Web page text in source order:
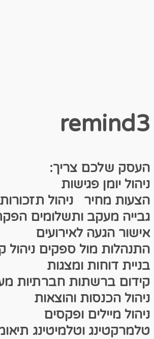
remind3
העסק שלכם צריך:
ניהול יומן פגישות
הצעות מחיר ניהול
גבייה מעקב ותשלומים
אישור הגעה לאירועים
התנהלות מול ספקים ניהול
בניית דוחות ומצגות
קידום ברשתות חברתיות
ניהול הכנסות והוצאות
ניהול מיילים ופקסים
טלמרקטינג וטלמיטינג